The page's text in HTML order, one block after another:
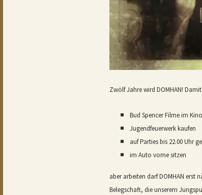
Zwölf Jahre wird DOMHAN!
Bud Spencer Filme im
Jugendfeuerwerk kaufen
auf Parties bis 22.00 Uhr
im Auto vorne sitzen
aber arbeiten darf DOMHAN erst
Belegschaft, die unserem